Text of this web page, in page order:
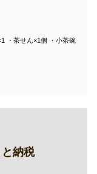
・茶せん×1個 ・小茶碗
納税